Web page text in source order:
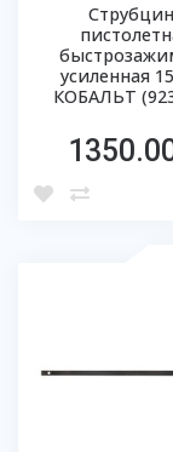
усиленная
КОБАЛЬТ